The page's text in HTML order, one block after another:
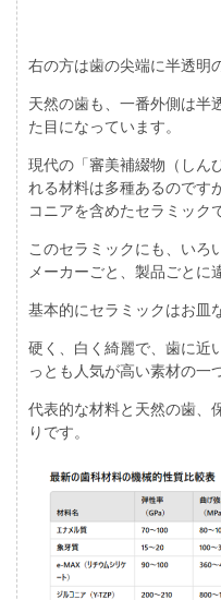
右の方は歯の尖端に半透明
天然の歯も、一番外側は半
た目になっています。
現代の「審美補綴物（しん
れる材料は多種あるのです
コニアを含めたセラミック
このセラミックにも、いろ
メーカーごと、製品ごとに
基本的にセラミックはお皿
硬く、白く綺麗で、歯に近
っとも人気が高い素材の一
代表的な材料と天然の歯、
りです。